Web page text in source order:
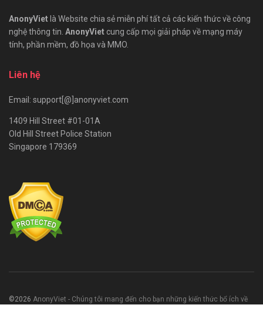
AnonyViet là Website chia sẻ miễn phí tất cả các kiến thức về công
nghệ thông tin. AnonyViet cung cấp mọi giải pháp về mạng máy
tính, phần mềm, đồ họa và MMO.
Liên hệ
Email: support[@]anonyviet.com
1409 Hill Street #01-01A
Old Hill Street Police Station
Singapore 179369
©2026 AnonyViet - Chúng tôi mang đến cho bạn những kiến thức bổ ích về